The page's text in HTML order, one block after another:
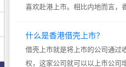
喜欢赴港上市。相比内地而言，
什么是香港借壳上市？
借壳上市就是将上市的公司通过
权，这家公司就可以以上市公司